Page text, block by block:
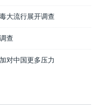
大流行展开调查
查
对中国更多压力